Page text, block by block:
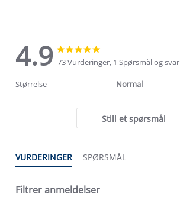
4.9
4.9
star
rating
star
rating
73 Vurderinger, 1 Spørsmål og svar
Størrelse Normal
Still et spørsmål
VURDERINGER SPØRSMÅL
Filtrer anmeldelser